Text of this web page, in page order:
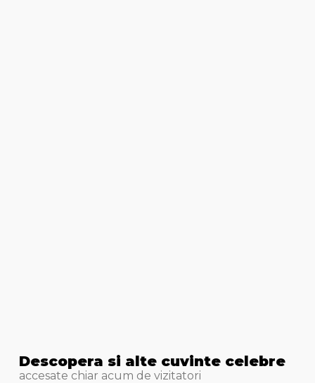
Descopera si alte cuvinte celebre
accesate chiar acum de vizitatori